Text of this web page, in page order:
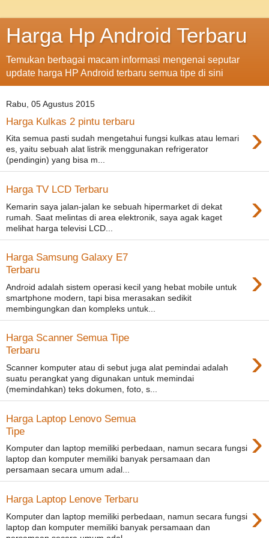
Harga Hp Android Terbaru
Temukan berbagai macam informasi mengenai seputar
update harga HP Android terbaru semua tipe di sini
Rabu, 05 Agustus 2015
Harga Kulkas 2 pintu terbaru ›
Kita semua pasti sudah mengetahui fungsi kulkas atau lemari
es, yaitu sebuah alat listrik menggunakan refrigerator
(pendingin) yang bisa m...
Harga TV LCD Terbaru ›
Kemarin saya jalan-jalan ke sebuah hipermarket di dekat
rumah. Saat melintas di area elektronik, saya agak kaget
melihat harga televisi LCD...
Harga Samsung Galaxy E7
Terbaru
›
Android adalah sistem operasi kecil yang hebat mobile untuk
smartphone modern, tapi bisa merasakan sedikit
membingungkan dan kompleks untuk...
Harga Scanner Semua Tipe
Terbaru
›
Scanner komputer atau di sebut juga alat pemindai adalah
suatu perangkat yang digunakan untuk memindai
(memindahkan) teks dokumen, foto, s...
Harga Laptop Lenovo Semua
Tipe
›
Komputer dan laptop memiliki perbedaan, namun secara fungsi
laptop dan komputer memiliki banyak persamaan dan
persamaan secara umum adal...
Harga Laptop Lenove Terbaru ›
Komputer dan laptop memiliki perbedaan, namun secara fungsi
laptop dan komputer memiliki banyak persamaan dan